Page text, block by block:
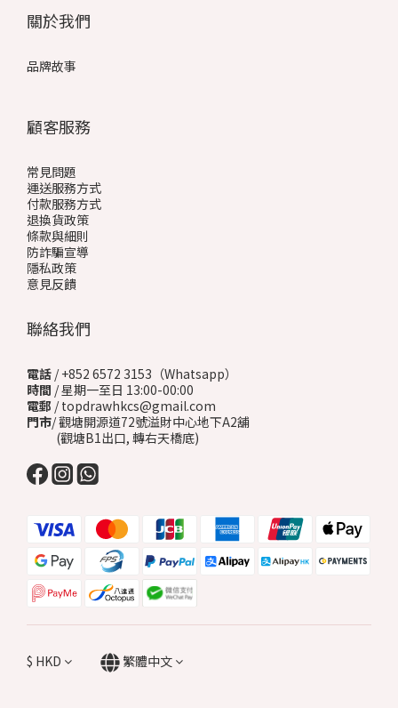
關於我們
品牌故事
顧客服務
常見問題
運送服務方式
付款服務方式
退換貨政策
條款與細則
防詐騙宣導
隱私政策
意見反饋
聯絡我們
電話 / +852 6572 3153（Whatsapp）
時間 / 星期一至日 13:00-00:00
電郵 / topdrawhkcs@gmail.com
門市/ 觀塘開源道72號溢財中心地下A2舖
(觀塘B1出口, 轉右天橋底)
$ HKD 繁體中文